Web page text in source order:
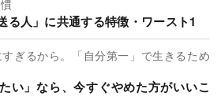
る人」に共通する特徴・ワースト1
ぎるから。「自分第一」で生きるため
い」なら、今すぐやめた方がいいこ